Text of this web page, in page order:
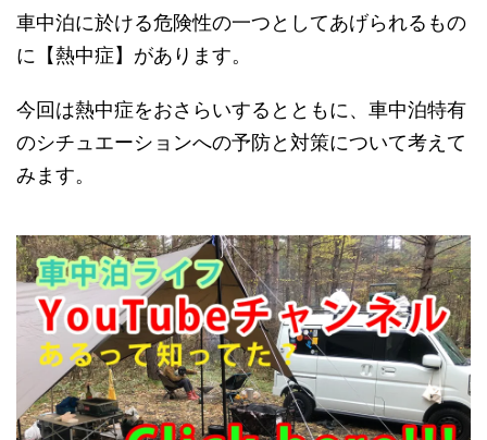
車中泊に於ける危険性の一つとしてあげられるもの
に【熱中症】があります。
今回は熱中症をおさらいするとともに、車中泊特有
のシチュエーションへの予防と対策について考えて
みます。